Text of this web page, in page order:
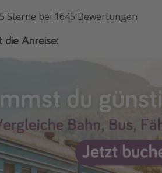
Sterne bei 1645 Bewertungen
die Anreise: